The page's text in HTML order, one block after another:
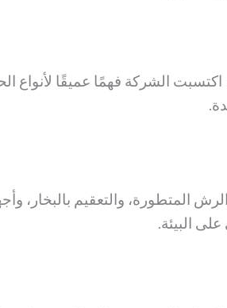
الشركة فهمًا عميقًا لأنواع
المتطورة، والتعقيم بالبخار،
البيئة.